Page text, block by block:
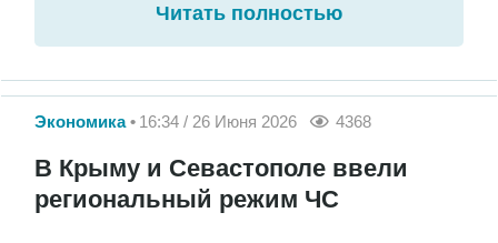
Читать полностью
Экономика 16:34 / 26 Июня 2026 4368
В Крыму и Севастополе ввели
региональный режим ЧС